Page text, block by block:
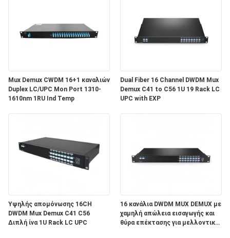
Mux Demux CWDM 16+1 καναλιών
Duplex LC/UPC Mon Port 1310-
1610nm 1RU Ind Temp
Dual Fiber 16 Channel DWDM Mux
Demux C41 to C56 1U 19 Rack LC
UPC with EXP
Υψηλής απομόνωσης 16CH
DWDM Mux Demux C41 C56
Διπλή ίνα 1U Rack LC UPC
16 κανάλια DWDM MUX DEMUX με
χαμηλή απώλεια εισαγωγής και
θύρα επέκτασης για μελλοντικό